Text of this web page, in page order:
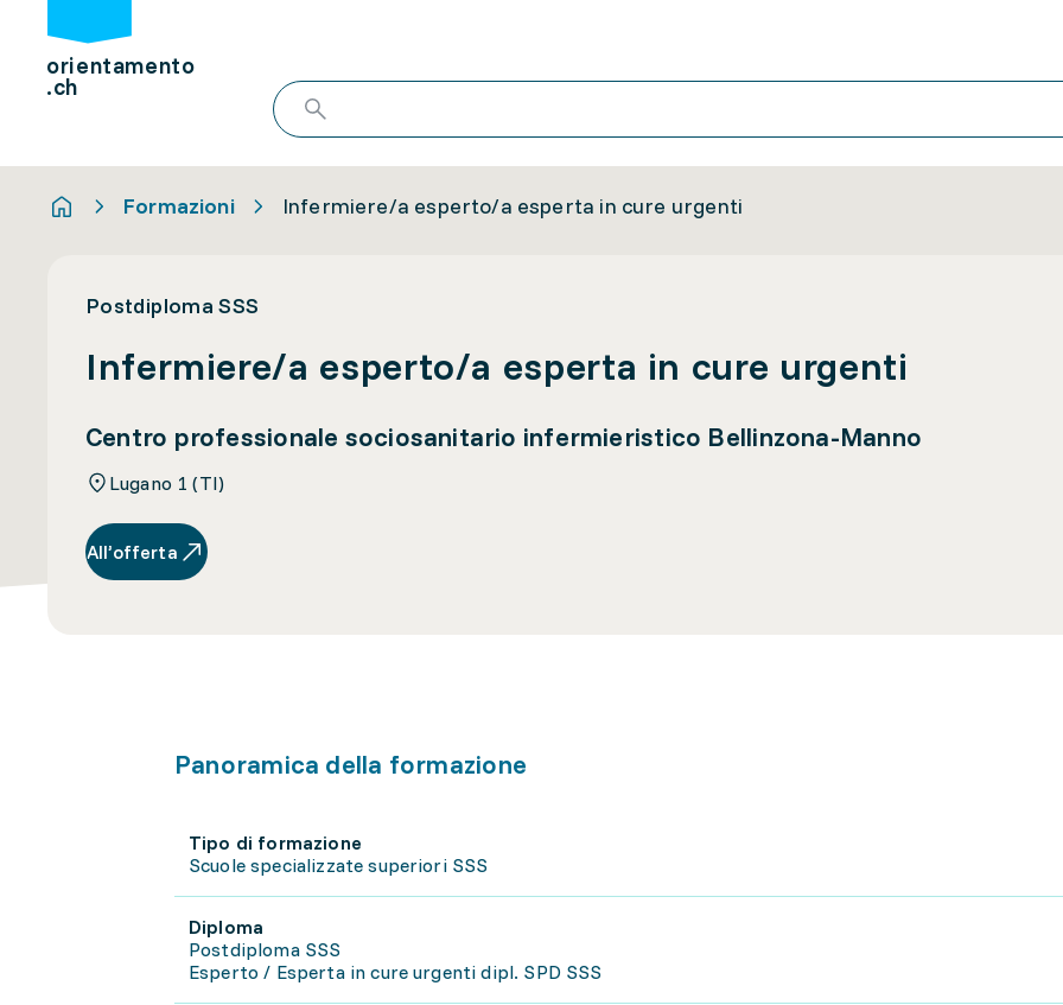
orientamento
.ch
Formazioni Infermiere/a esperto/a esperta in cure urgenti
Postdiploma SSS
Infermiere/a esperto/a esperta in cure urgenti
Centro professionale sociosanitario infermieristico Bellinzona-Manno
Lugano 1 (TI)
All’offerta
Panoramica della formazione
Tipo di formazione
Scuole specializzate superiori SSS
Diploma
Postdiploma SSS
Esperto / Esperta in cure urgenti dipl. SPD SSS